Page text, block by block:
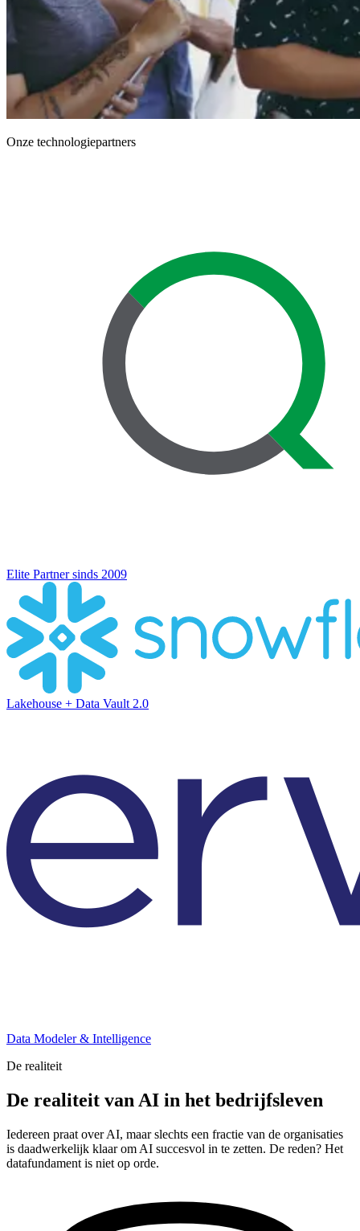
Onze technologiepartners
Elite Partner sinds 2009
Lakehouse + Data Vault 2.0
Data Modeler & Intelligence
De realiteit
De realiteit van AI in het bedrijfsleven
Iedereen praat over AI, maar slechts een fractie van de organisaties
is daadwerkelijk klaar om AI succesvol in te zetten. De reden? Het
datafundament is niet op orde.